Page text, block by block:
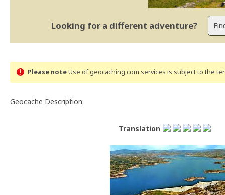
Looking for a different adventure?
Please noteUse of geocaching.com services is subject to the
Geocache Description:
Translation